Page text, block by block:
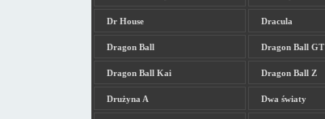
Dr House Dracula
Dragon Ball Dragon Ball GT
Dragon Ball Kai Dragon Ball Z
Drużyna A Dwa światy